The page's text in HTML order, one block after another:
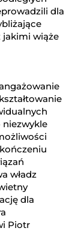
dla
jakimi wiąże
niezwykle
władz
dla
Piotr